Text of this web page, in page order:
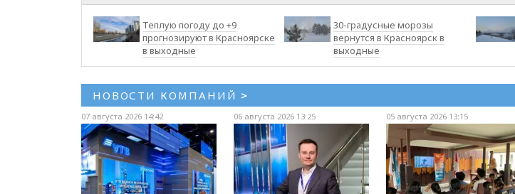
Теплую погоду до +9
прогнозируют в Красноярске
в выходные
30-градусные морозы
вернутся в Красноярск в
выходные
НОВОСТИ КОМПАНИЙ >
07 августа 2026 14:42 06 августа 2026 13:25 05 августа 2026 13:15